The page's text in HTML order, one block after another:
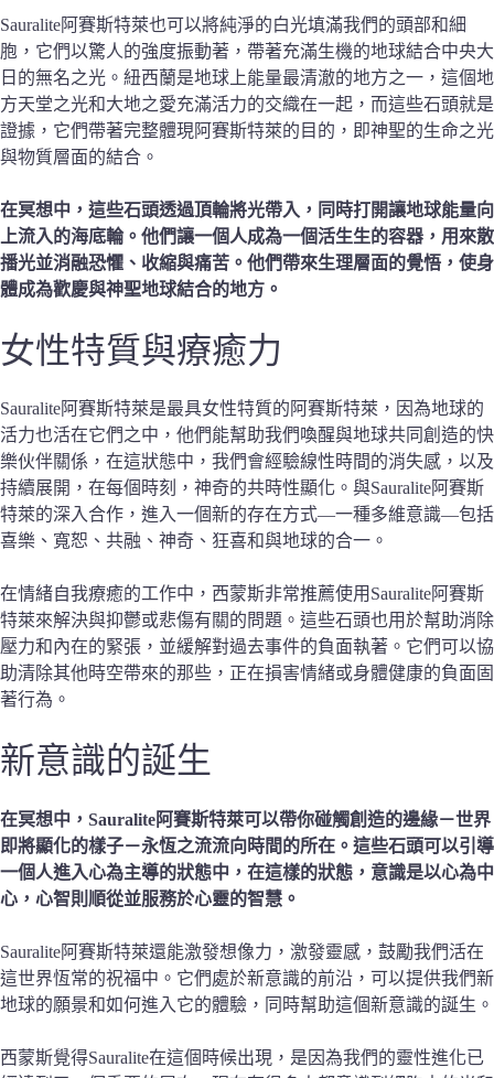
Sauralite阿賽斯特萊也可以將純淨的白光填滿我們的頭部和細
胞，它們以驚人的強度振動著，帶著充滿生機的地球結合中央大
日的無名之光。紐西蘭是地球上能量最清澈的地方之一，這個地
方天堂之光和大地之愛充滿活力的交織在一起，而這些石頭就是
證據，它們帶著完整體現阿賽斯特萊的目的，即神聖的生命之光
與物質層面的結合。
在冥想中，這些石頭透過頂輪將光帶入，同時打開讓地球能量向
上流入的海底輪。他們讓一個人成為一個活生生的容器，用來散
播光並消融恐懼、收縮與痛苦。他們帶來生理層面的覺悟，使身
體成為歡慶與神聖地球結合的地方。
女性特質與療癒力
Sauralite阿賽斯特萊是最具女性特質的阿賽斯特萊，因為地球的
活力也活在它們之中，他們能幫助我們喚醒與地球共同創造的快
樂伙伴關係，在這狀態中，我們會經驗線性時間的消失感，以及
持續展開，在每個時刻，神奇的共時性顯化。與Sauralite阿賽斯
特萊的深入合作，進入一個新的存在方式—一種多維意識—包括
喜樂、寬恕、共融、神奇、狂喜和與地球的合一。
在情緒自我療癒的工作中，西蒙斯非常推薦使用Sauralite阿賽斯
特萊來解決與抑鬱或悲傷有關的問題。這些石頭也用於幫助消除
壓力和內在的緊張，並緩解對過去事件的負面執著。它們可以協
助清除其他時空帶來的那些，正在損害情緒或身體健康的負面固
著行為。
新意識的誕生
在冥想中，Sauralite阿賽斯特萊可以帶你碰觸創造的邊緣－世界
即將顯化的樣子－永恆之流流向時間的所在。這些石頭可以引導
一個人進入心為主導的狀態中，在這樣的狀態，意識是以心為中
心，心智則順從並服務於心靈的智慧。
Sauralite阿賽斯特萊還能激發想像力，激發靈感，鼓勵我們活在
這世界恆常的祝福中。它們處於新意識的前沿，可以提供我們新
地球的願景和如何進入它的體驗，同時幫助這個新意識的誕生。
西蒙斯覺得Sauralite在這個時候出現，是因為我們的靈性進化已